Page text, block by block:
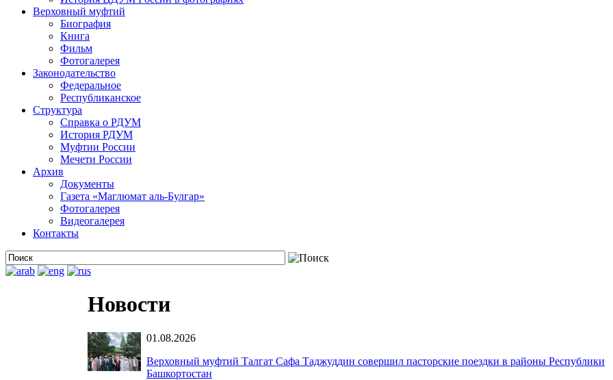
Верховный муфтий
Биография
Книга
Фильм
Фотогалерея
Законодательство
Федеральное
Республиканское
Структура
Справка о РДУМ
История РДУМ
Муфтии России
Мечети России
Архив
Документы
Газета «Маглюмат аль-Булгар»
Фотогалерея
Видеогалерея
Контакты
Новости
01.08.2026
Верховный муфтий Талгат Сафа Таджуддин совершил пасторские поездки в районы Республики
Башкортостан